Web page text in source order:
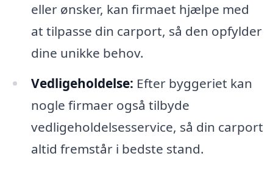
eller ønsker, kan firmaet hjælpe med
at tilpasse din carport, så den opfylder
dine unikke behov.
Vedligeholdelse: Efter byggeriet kan
nogle firmaer også tilbyde
vedligeholdelsesservice, så din carport
altid fremstår i bedste stand.